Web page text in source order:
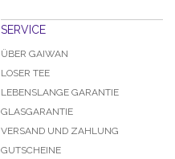
SERVICE
ÜBER GAIWAN
LOSER TEE
LEBENSLANGE GARANTIE
GLASGARANTIE
VERSAND UND ZAHLUNG
GUTSCHEINE